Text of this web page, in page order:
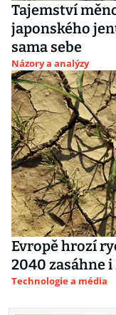
Tajemství
japonského
sama sebe
Názory a analýzy
Evropě hrozí
2040 zasáhne
Technologie a média